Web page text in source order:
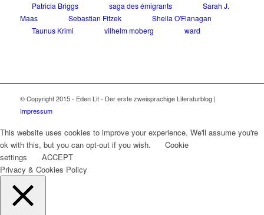
Patricia Briggs
saga des émigrants
Sarah J.
Maas
Sebastian Fitzek
Sheila O'Flanagan
Taunus Krimi
vilhelm moberg ward
© Copyright 2015 - Eden Lit - Der erste zweisprachige Literaturblog |
Impressum
This website uses cookies to improve your experience. We'll assume you're
ok with this, but you can opt-out if you wish.
Cookie
settings
ACCEPT
Privacy & Cookies Policy